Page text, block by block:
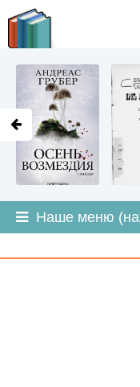
Наше меню
LITMIR.ORG